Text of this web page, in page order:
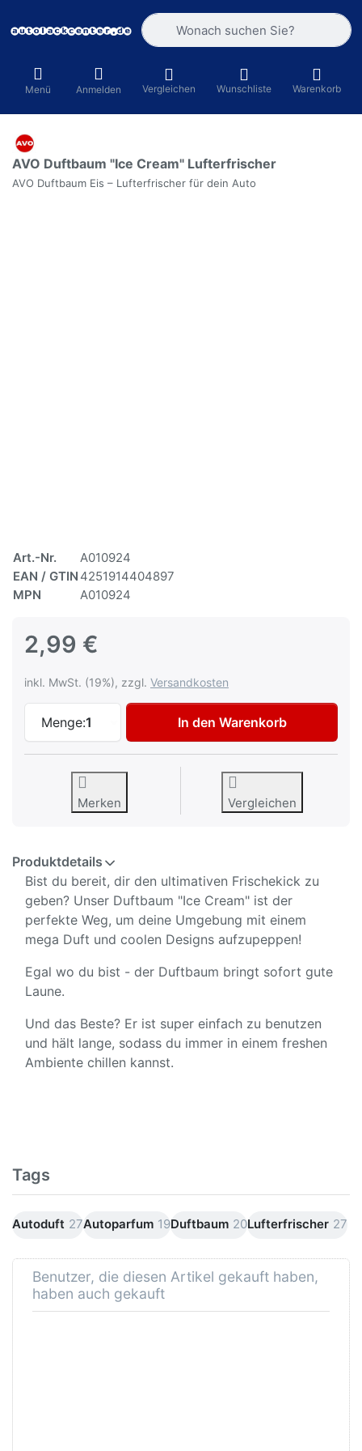
Geben Sie einen Suchbegriff ein.
Menü Anmelden Vergleichen Wunschliste Warenkorb
AVO Duftbaum "Ice Cream" Lufterfrischer
AVO Duftbaum Eis – Lufterfrischer für dein Auto
Art.-Nr.
A010924
EAN / GTIN 4251914404897
MPN
A010924
2,99 €
inkl. MwSt. (19%), zzgl. Versandkosten
Menge:1
AVO Duftbaum "Ice Cream"
In den Warenkorb
Merken Vergleichen
Produktdetails
Bist du bereit, dir den ultimativen Frischekick zu
geben? Unser Duftbaum "Ice Cream" ist der
perfekte Weg, um deine Umgebung mit einem
mega Duft und coolen Designs aufzupeppen!
Egal wo du bist - der Duftbaum bringt sofort gute
Laune.
Und das Beste? Er ist super einfach zu benutzen
und hält lange, sodass du immer in einem freshen
Ambiente chillen kannst.
Tags
Autoduft 27Autoparfum 19Duftbaum 20Lufterfrischer 27
Benutzer, die diesen Artikel gekauft haben,
haben auch gekauft